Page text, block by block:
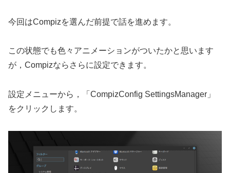
今回はCompizを選んだ前提で話を進めます。
この状態でも色々アニメーションがついたかと思います
が，Compizならさらに設定できます。
設定メニューから，「CompizConfig SettingsManager」
をクリックします。